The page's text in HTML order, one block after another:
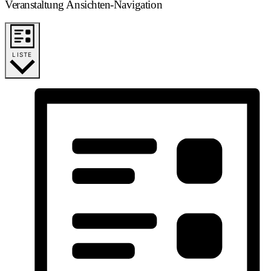
Veranstaltung Ansichten-Navigation
LISTE